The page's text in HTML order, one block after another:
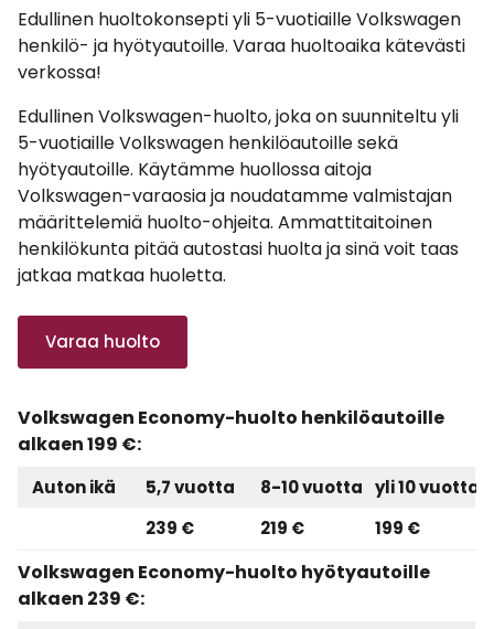
Edullinen huoltokonsepti yli 5-vuotiaille Volkswagen
henkilö- ja hyötyautoille. Varaa huoltoaika kätevästi
verkossa!
Edullinen Volkswagen-huolto, joka on suunniteltu yli
5-vuotiaille Volkswagen henkilöautoille sekä
hyötyautoille. Käytämme huollossa aitoja
Volkswagen-varaosia ja noudatamme valmistajan
määrittelemiä huolto-ohjeita. Ammattitaitoinen
henkilökunta pitää autostasi huolta ja sinä voit taas
jatkaa matkaa huoletta.
Varaa huolto
Volkswagen Economy-huolto henkilöautoille
alkaen 199 €:
Auton ikä 5,7 vuotta 8-10 vuotta yli 10 vuotta
239 €
219 € 199 €
Volkswagen Economy-huolto hyötyautoille
alkaen 239 €: